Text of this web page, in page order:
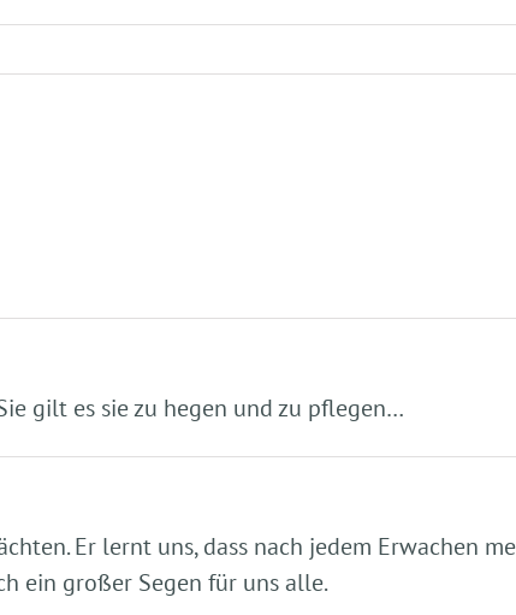
gilt es sie zu hegen und zu pflegen…
Er lernt uns, dass nach jedem Erwachen
ein großer Segen für uns alle.